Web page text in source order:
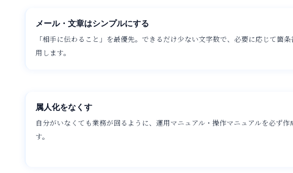
メール・文章はシンプルにする
「相手に伝わること」を最優先。できるだけ少ない文字数で、必要に応じて箇
用します。
属人化をなくす
自分がいなくても業務が回るように、運用マニュアル・操作マニュアルを必ず作
す。